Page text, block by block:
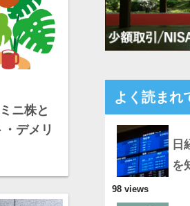
ニ株と
デメリ
よく読まれ
日
を
98 views